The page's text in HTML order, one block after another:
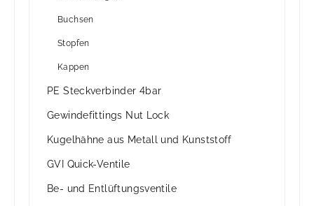
Buchsen
Stopfen
Kappen
PE Steckverbinder 4bar
Gewindefittings Nut Lock
Kugelhähne aus Metall und Kunststoff
GVI Quick-Ventile
Be- und Entlüftungsventile